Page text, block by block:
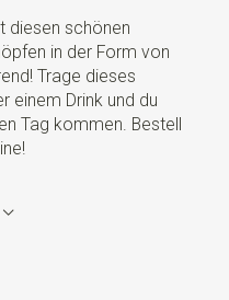
diesen schönen
in der Form von
Trage dieses
einem Drink und du
Tag kommen. Bestell